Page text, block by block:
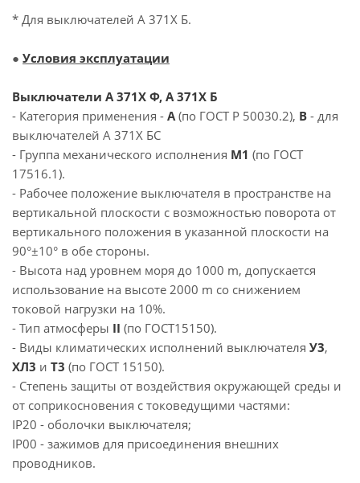
* Для выключателей А 371Х Б.
● Условия эксплуатации
Выключатели А 371Х Ф, А 371Х Б
- Категория применения - А(по ГОСТ Р 50030.2), В - для
выключателей А 371Х БС
- Группа механического исполнения М1 (по ГОСТ
17516.1).
- Рабочее положение выключателя в пространстве на
вертикальной плоскости с возможностью поворота от
вертикального положения в указанной плоскости на
90°±10° в обе стороны.
- Высота над уровнем моря до 1000 m, допускается
использование на высоте 2000 m со снижением
токовой нагрузки на 10%.
- Тип атмосферы II (по ГОСТ15150).
- Виды климатических исполнений выключателя У3,
ХЛ3 и Т3 (по ГОСТ 15150).
- Степень защиты от воздействия окружающей среды и
от соприкосновения с токоведущими частями:
IP20 - оболочки выключателя;
IP00 - зажимов для присоединения внешних
проводников.